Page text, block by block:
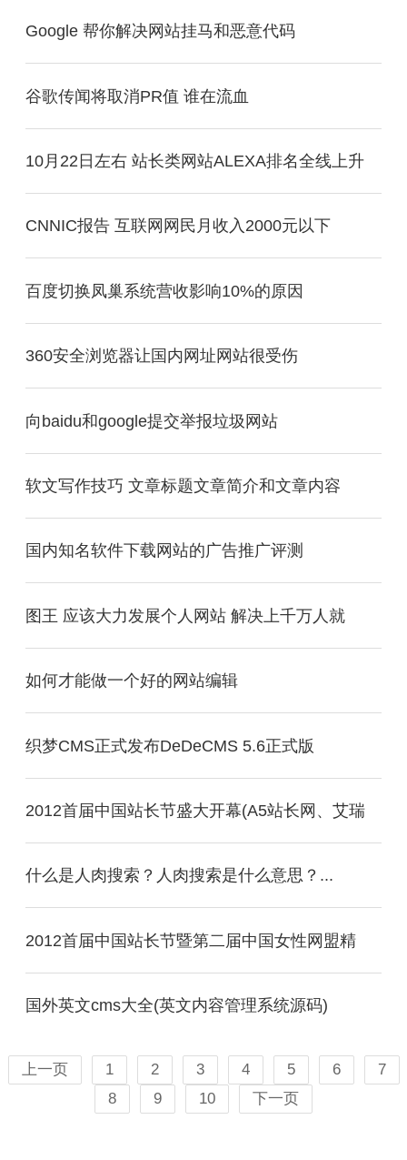
Google 帮你解决网站挂马和恶意代码
谷歌传闻将取消PR值 谁在流血
10月22日左右 站长类网站ALEXA排名全线上升
CNNIC报告 互联网网民月收入2000元以下
百度切换凤巢系统营收影响10%的原因
360安全浏览器让国内网址网站很受伤
向baidu和google提交举报垃圾网站
软文写作技巧 文章标题文章简介和文章内容
国内知名软件下载网站的广告推广评测
图王 应该大力发展个人网站 解决上千万人就
如何才能做一个好的网站编辑
织梦CMS正式发布DeDeCMS 5.6正式版
2012首届中国站长节盛大开幕(A5站长网、艾瑞
什么是人肉搜索？人肉搜索是什么意思？...
2012首届中国站长节暨第二届中国女性网盟精
国外英文cms大全(英文内容管理系统源码)
上一页 1 2 3 4 5 6
7
8
9 10 下一页